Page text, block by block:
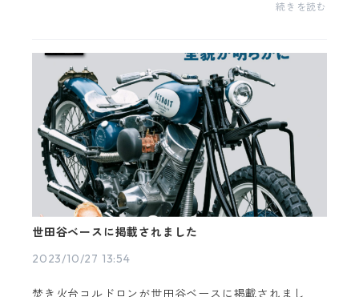
続きを読む
世田谷ベースに掲載されました
2023/10/27 13:54
焚き火台コルドロンが世田谷ベースに掲載されまし